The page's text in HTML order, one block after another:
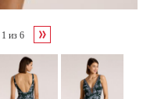
1 из 6